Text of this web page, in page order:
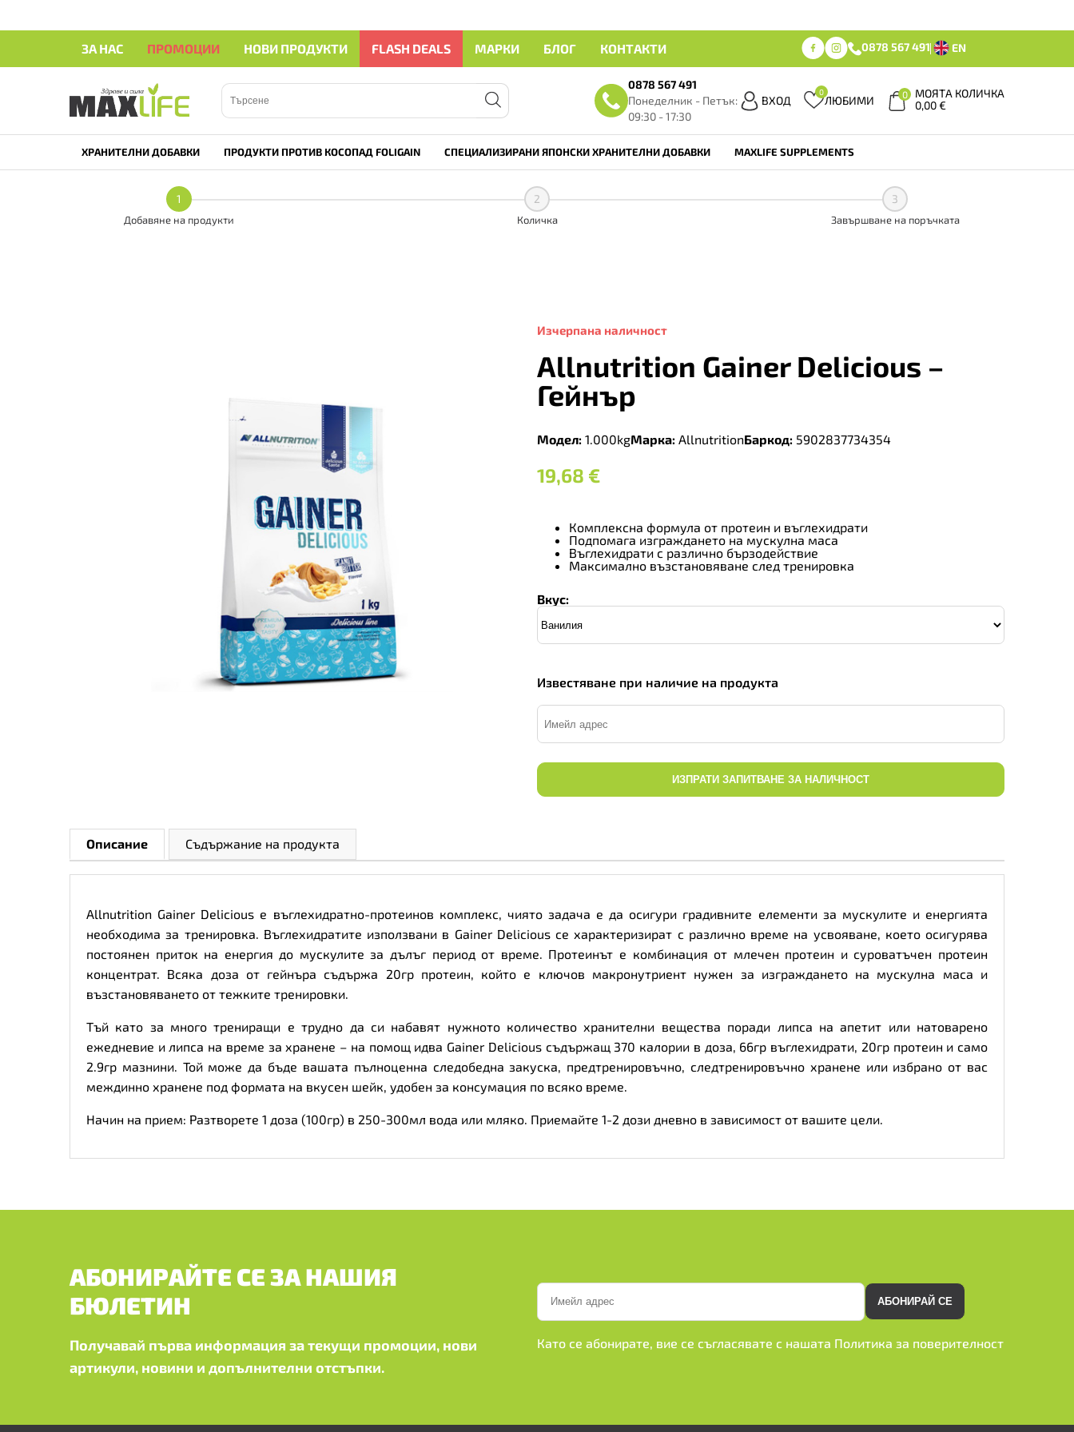
ЗА НАС ПРОМОЦИИ НОВИ ПРОДУКТИ FLASH DEALS МАРКИ БЛОГ КОНТАКТИ 0878 567 491 EN
0878 567 491
Понеделник - Петък:
09:30 - 17:30
ВХОД
0
ЛЮБИМИ 0
МОЯТА КОЛИЧКА
0,00€
ХРАНИТЕЛНИ ДОБАВКИ ПРОДУКТИ ПРОТИВ КОСОПАД FOLIGAIN СПЕЦИАЛИЗИРАНИ ЯПОНСКИ ХРАНИТЕЛНИ ДОБАВКИ MAXLIFE SUPPLEMENTS
1
Добавяне на продукти
2
Количка
3
Завършване на поръчката
Изчерпана наличност
Allnutrition Gainer Delicious –
Гейнър
Модел: 1.000kgМарка: AllnutritionБаркод: 5902837734354
19,68 €
Комплексна формула от протеин и въглехидрати
Подпомага изграждането на мускулна маса
Въглехидрати с различно бързодействие
Максимално възстановяване след тренировка
Вкус:
Известяване при наличие на продукта
ИЗПРАТИ ЗАПИТВАНЕ ЗА НАЛИЧНОСТ
Описание Съдържание на продукта
Allnutrition Gainer Delicious е въглехидратно-протеинов комплекс, чиято задача е да осигури градивните елементи за мускулите и енергията
необходима за тренировка. Въглехидратите използвани в Gainer Delicious се характеризират с различно време на усвояване, което осигурява
постоянен приток на енергия до мускулите за дълъг период от време. Протеинът е комбинация от млечен протеин и суроватъчен протеин
концентрат. Всяка доза от гейнъра съдържа 20гр протеин, който е ключов макронутриент нужен за изграждането на мускулна маса и
възстановяването от тежките тренировки.
Тъй като за много трениращи е трудно да си набавят нужното количество хранителни вещества поради липса на апетит или натоварено
ежедневие и липса на време за хранене – на помощ идва Gainer Delicious съдържащ 370 калории в доза, 66гр въглехидрати, 20гр протеин и само
2.9гр мазнини. Той може да бъде вашата пълноценна следобедна закуска, предтренировъчно, следтренировъчно хранене или избрано от вас
междинно хранене под формата на вкусен шейк, удобен за консумация по всяко време.
Начин на прием: Разтворете 1 доза (100гр) в 250-300мл вода или мляко. Приемайте 1-2 дози дневно в зависимост от вашите цели.
АБОНИРАЙТЕ СЕ ЗА НАШИЯ
БЮЛЕТИН
Получавай първа информация за текущи промоции, нови
артикули, новини и допълнителни отстъпки.
АБОНИРАЙ СЕ
Като се абонирате, вие се съгласявате с нашата Политика за поверителност